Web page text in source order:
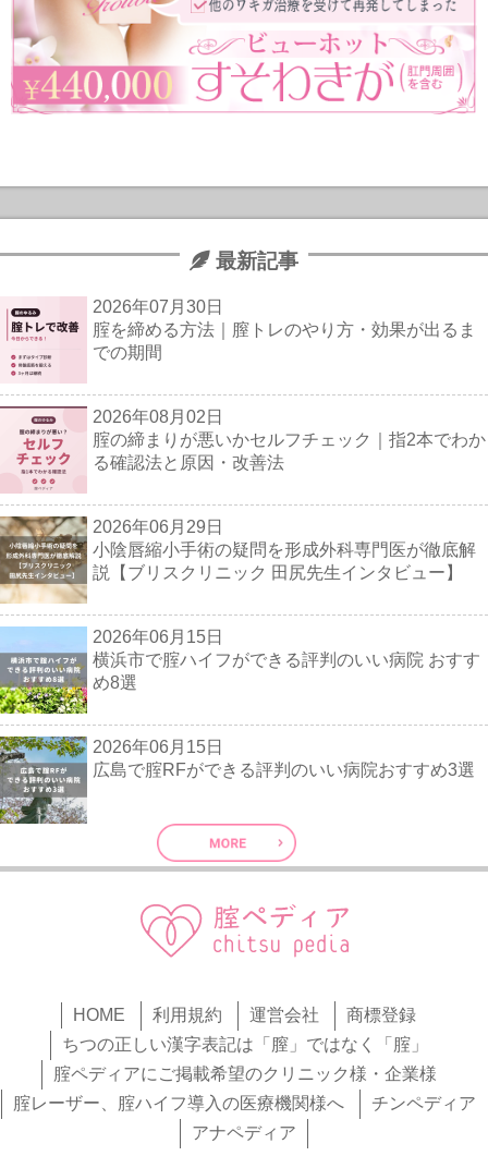
最新記事
2026年07月30日
腟を締める方法｜膣トレのやり方・効果が出るま
での期間
2026年08月02日
腟の締まりが悪いかセルフチェック｜指2本でわか
る確認法と原因・改善法
2026年06月29日
小陰唇縮小手術の疑問を形成外科専門医が徹底解
説【ブリスクリニック 田尻先生インタビュー】
2026年06月15日
横浜市で腟ハイフができる評判のいい病院 おすす
め8選
2026年06月15日
広島で腟RFができる評判のいい病院おすすめ3選
HOME 利用規約 運営会社
商標登録
ちつの正しい漢字表記は「膣」ではなく「腟」
腟ペディアにご掲載希望のクリニック様・企業様
腟レーザー、腟ハイフ導入の医療機関様へ
チンペディア
アナペディア